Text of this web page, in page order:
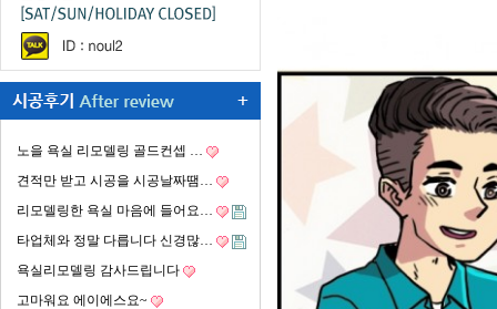
노을 욕실 리모델링 골드컨셉 …
견적만 받고 시공을 시공날짜땜…
리모델링한 욕실 마음에 들어요…
타업체와 정말 다릅니다 신경많…
욕실리모델링 감사드립니다
고마워요 에이에스요~